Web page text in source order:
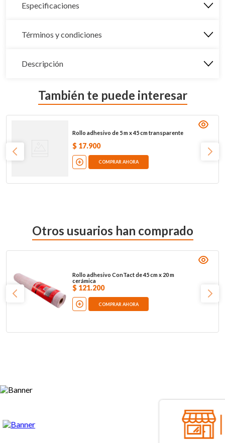
Especificaciones
Términos y condiciones
Descripción
También te puede interesar
Rollo adhesivo de 5 m x 45 cm transparente
$ 17.900
COMPRAR AHORA
Otros usuarios han comprado
Rollo adhesivo ConTact de 45 cm x 20 m
cerámica
$ 121.200
COMPRAR AHORA